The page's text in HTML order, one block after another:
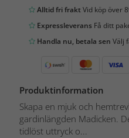
Alltid fri fraktVid köp över
Expressleverans Få ditt
Handla nu, betala sen Välj
Produktinformation
Skapa en mjuk och
gardinlängden Madicken.
tidlöst uttryck o...